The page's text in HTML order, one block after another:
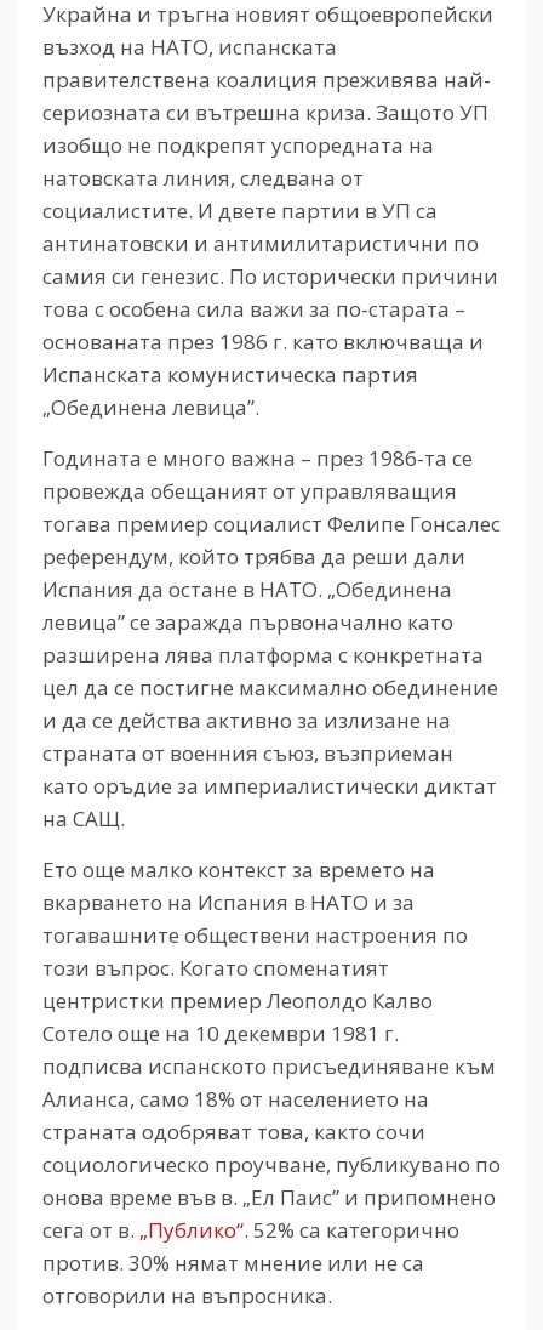
Украйна и тръгна новият общоевропейски
възход на НАТО, испанската
правителствена коалиция преживява най-
сериозната си вътрешна криза. Защото УП
изобщо не подкрепят успоредната на
натовската линия, следвана от
социалистите. И двете партии в УП са
антинатовски и антимилитаристични по
самия си генезис. По исторически причини
това с особена сила важи за по-старата –
основаната през 1986 г. като включваща и
Испанската комунистическа партия
„Обединена левица”.
Годината е много важна – през 1986-та се
провежда обещаният от управляващия
тогава премиер социалист Фелипе Гонсалес
референдум, който трябва да реши дали
Испания да остане в НАТО. „Обединена
левица” се заражда първоначално като
разширена лява платформа с конкретната
цел да се постигне максимално обединение
и да се действа активно за излизане на
страната от военния съюз, възприеман
като оръдие за империалистически диктат
на САЩ.
Ето още малко контекст за времето на
вкарването на Испания в НАТО и за
тогавашните обществени настроения по
този въпрос. Когато споменатият
центристки премиер Леополдо Калво
Сотело още на 10 декември 1981 г.
подписва испанското присъединяване към
Алианса, само 18% от населението на
страната одобряват това, както сочи
социологическо проучване, публикувано по
онова време във в. „Ел Паис” и припомнено
сега от в. „Публико“. 52% са категорично
против. 30% нямат мнение или не са
отговорили на въпросника.